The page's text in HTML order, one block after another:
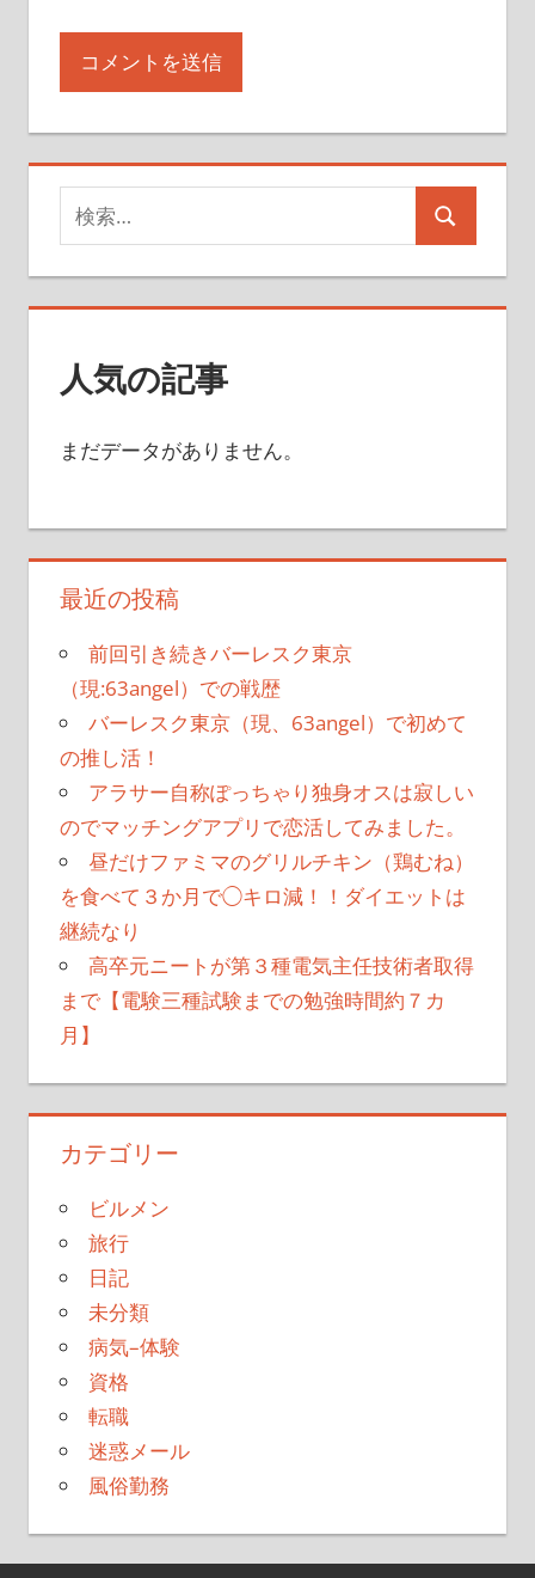
索
対
象:
検
人気の記事
まだデータがありません。
最近の投稿
前回引き続きバーレスク東京
（現:63angel）での戦歴
バーレスク東京（現、63angel）で初めて
の推し活！
アラサー自称ぽっちゃり独身オスは寂しい
のでマッチングアプリで恋活してみました。
昼だけファミマのグリルチキン（鶏むね）
を食べて３か月で◯キロ減！！ダイエットは
継続なり
高卒元ニートが第３種電気主任技術者取得
まで【電験三種試験までの勉強時間約７カ
月】
カテゴリー
ビルメン
旅行
日記
未分類
病気–体験
資格
転職
迷惑メール
風俗勤務